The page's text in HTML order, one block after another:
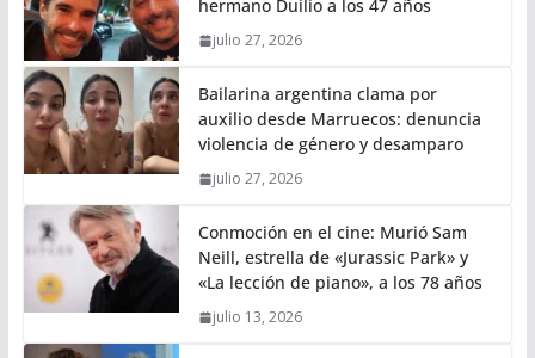
hermano Duilio a los 47 años
julio 27, 2026
Bailarina argentina clama por
auxilio desde Marruecos: denuncia
violencia de género y desamparo
julio 27, 2026
Conmoción en el cine: Murió Sam
Neill, estrella de «Jurassic Park» y
«La lección de piano», a los 78 años
julio 13, 2026